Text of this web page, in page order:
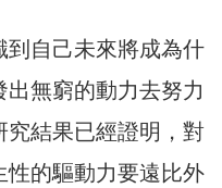
自己未來將成為什
無窮的動力去努力
結果已經證明，對
的驅動力要遠比外